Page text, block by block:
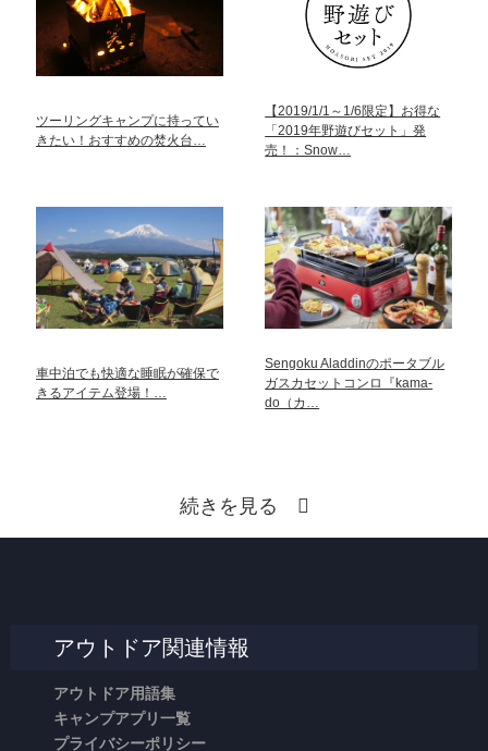
ツーリングキャンプに持ってい
きたい！おすすめの焚火台…
【2019/1/1～1/6限定】お得な
「2019年野遊びセット」発
売！：Snow…
車中泊でも快適な睡眠が確保で
きるアイテム登場！…
Sengoku Aladdinのポータブル
ガスカセットコンロ『kama-
do（カ…
続きを見る
アウトドア関連情報
アウトドア用語集
キャンプアプリ一覧
プライバシーポリシー